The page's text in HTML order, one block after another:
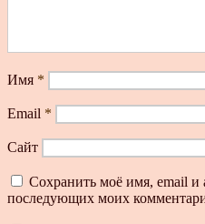
Имя *
Email *
Сайт
Сохранить моё имя, email и
последующих моих